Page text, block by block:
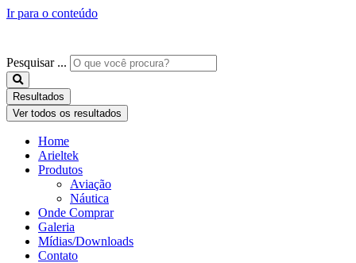
Ir para o conteúdo
Pesquisar ...
Resultados
Ver todos os resultados
Home
Arieltek
Produtos
Aviação
Náutica
Onde Comprar
Galeria
Mídias/Downloads
Contato